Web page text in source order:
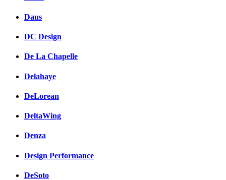
Daus
DC Design
De La Chapelle
Delahaye
DeLorean
DeltaWing
Denza
Design Performance
DeSoto